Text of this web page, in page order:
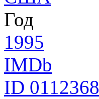
Год
1995
IMDb
ID 0112368